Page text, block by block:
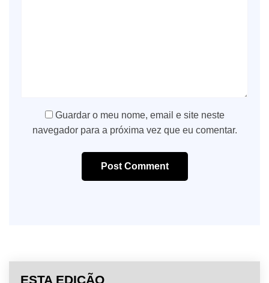
Guardar o meu nome, email e site neste
navegador para a próxima vez que eu comentar.
Post Comment
ESTA EDIÇÃO